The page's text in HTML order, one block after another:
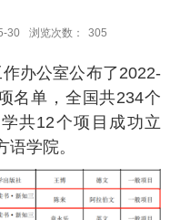
30 浏览次数： 305
办公室公布了2022-
名单，全国共234个
共12个项目成功立
学院。